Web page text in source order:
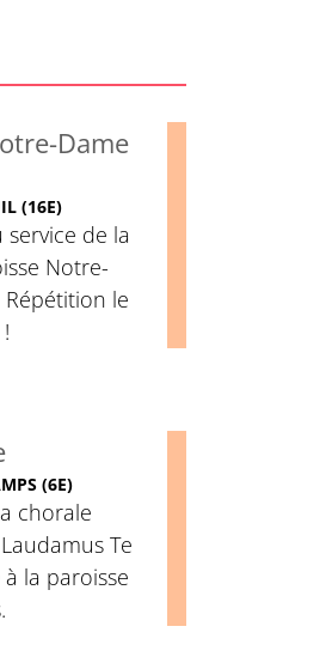
Dame
(16E)
de la
Notre-
Répétition le
(6E)
chorale
Te
la paroisse